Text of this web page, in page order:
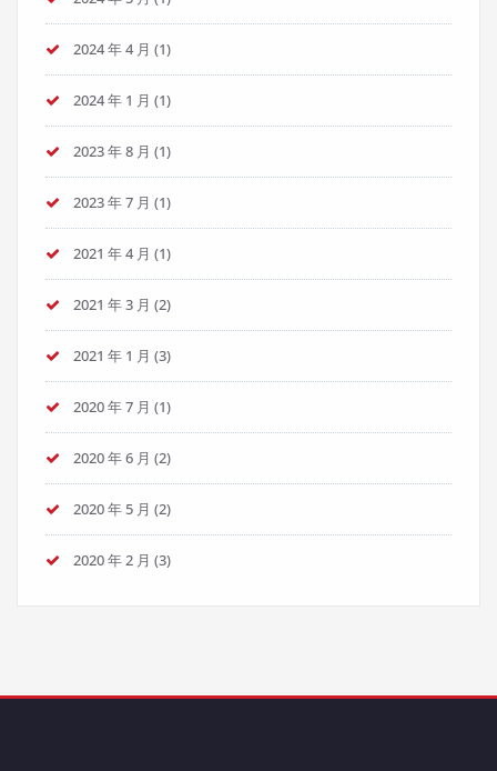
2024 年 4 月 (1)
2024 年 1 月 (1)
2023 年 8 月 (1)
2023 年 7 月 (1)
2021 年 4 月 (1)
2021 年 3 月 (2)
2021 年 1 月 (3)
2020 年 7 月 (1)
2020 年 6 月 (2)
2020 年 5 月 (2)
2020 年 2 月 (3)